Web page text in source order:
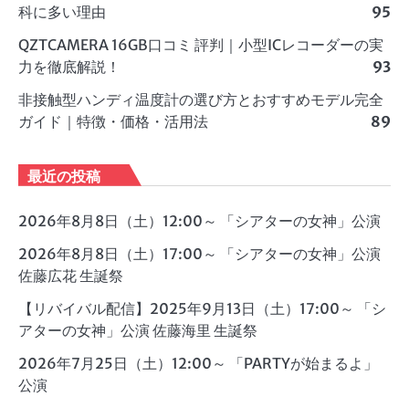
科に多い理由
95
QZTCAMERA 16GB口コミ 評判｜小型ICレコーダーの実
力を徹底解説！
93
非接触型ハンディ温度計の選び方とおすすめモデル完全
ガイド｜特徴・価格・活用法
89
最近の投稿
2026年8月8日（土）12:00～ 「シアターの女神」公演
2026年8月8日（土）17:00～ 「シアターの女神」公演
佐藤広花 生誕祭
【リバイバル配信】2025年9月13日（土）17:00～ 「シ
アターの女神」公演 佐藤海里 生誕祭
2026年7月25日（土）12:00～ 「PARTYが始まるよ」
公演